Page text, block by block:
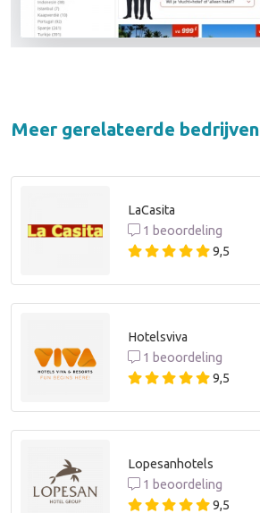
Meer gerelateerde bedrijven
LaCasita
1 beoordeling
9,5
Hotelsviva
1 beoordeling
9,5
Lopesanhotels
1 beoordeling
9,5